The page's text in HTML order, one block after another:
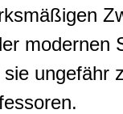
modernen
ungefähr